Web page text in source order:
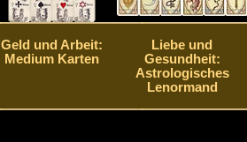
Geld und Arbeit:
Medium Karten
Liebe und
Gesundheit:
Astrologisches
Lenormand